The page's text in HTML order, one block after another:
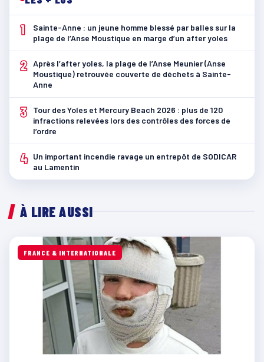
1
Sainte-Anne : un jeune homme blessé par balles sur la
plage de l’Anse Moustique en marge d’un after yoles
2 Après l’after yoles, la plage de l’Anse Meunier (Anse
Moustique) retrouvée couverte de déchets à Sainte-
Anne
3
Tour des Yoles et Mercury Beach 2026 : plus de 120
infractions relevées lors des contrôles des forces de
l’ordre
4 Un important incendie ravage un entrepôt de SODICAR
au Lamentin
À LIRE AUSSI
FRANCE & INTERNATIONALE